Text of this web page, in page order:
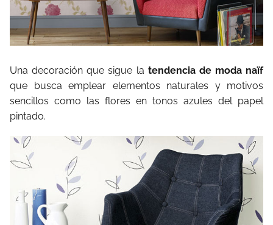
Una decoración que sigue la tendencia de moda naïf
que busca emplear elementos naturales y motivos
sencillos como las flores en tonos azules del papel
pintado.